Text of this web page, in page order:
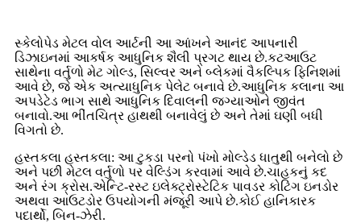
સ્કેલોપેડ મેટલ વોલ આર્ટની આ આંખને આનંદ આપનારી
ડિઝાઇનમાં આકર્ષક આધુનિક શૈલી પ્રગટ થાય છે.કટઆઉટ
સાથેના વર્તુળો મેટ ગોલ્ડ, સિલ્વર અને બ્લેકમાં વૈકલ્પિક ફિનિશમાં
આવે છે, જે એક અત્યાધુનિક પેલેટ બનાવે છે.આધુનિક કલાના આ
અપડેટેડ ભાગ સાથે આધુનિક દિવાલની જગ્યાઓને જીવંત
બનાવો.આ ભીંતચિત્ર હાથથી બનાવેલું છે અને તેમાં ઘણી બધી
વિગતો છે.
હસ્તકલા હસ્તકલા: આ ટુકડા પરનો પંખો મોલ્ડેડ ધાતુથી બનેલો છે
અને પછી મેટલ વર્તુળો પર વેલ્ડિંગ કરવામાં આવે છે.ચાહકનું કદ
અને રંગ ક્રોસ.એન્ટિ-રસ્ટ ઇલેક્ટ્રોસ્ટેટિક પાવડર કોટિંગ ઇનડોર
અથવા આઉટડોર ઉપયોગની મંજૂરી આપે છે.કોઈ હાનિકારક
પદાર્થો, બિન-ઝેરી.